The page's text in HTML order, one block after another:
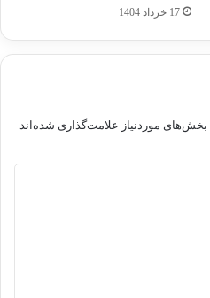
17 خرداد 1404
بخش‌های موردنیاز علامت‌گذاری شده‌اند